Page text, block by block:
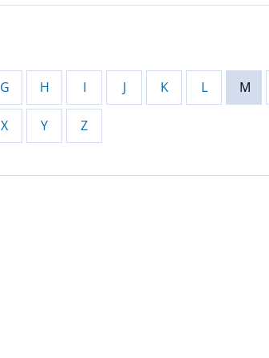
G H I J K L M
X Y Z